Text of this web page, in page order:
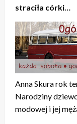
straciła córki…
Anna Skura rok
Narodziny
modowej i jej